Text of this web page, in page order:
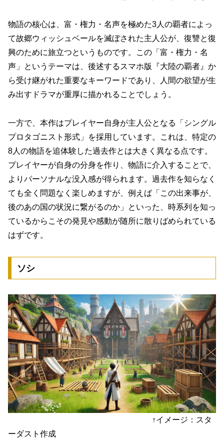
物語の核心は、富・権力・名声を極めた3人の覇者によっ
て故郷ウィッシュベールを滅ぼされた主人公が、復讐と復
興のために旅立つというものです。この「富・権力・名
声」というテーマは、後述するスマホ版『大陸の覇者』か
ら受け継がれた重要なキーワードであり、人間の欲望が生
み出すドラマが重厚に描かれることでしょう。
一方で、本作はプレイヤー自身が主人公となる「シングル
プロタゴニスト形式」
を採用しています。これは、特定の
8人の物語を追体験した過去作とは大きく異なる点です。
プレイヤーが自身の分身を作り、物語に介入することで、
よりパーソナルな没入感が得られます。過去作を知らなく
ても全く問題なく楽しめますが、例えば「この出来事が、
後のあの国の状況に繋がるのか」といった、時系列を知っ
ているからこその発見や感動が随所に散りばめられている
はずです。
ソシ
↑イメージ：スタ
ーダスト作成